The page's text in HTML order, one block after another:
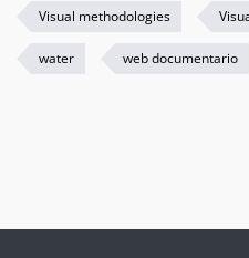
Visual methodologies
water web documentario